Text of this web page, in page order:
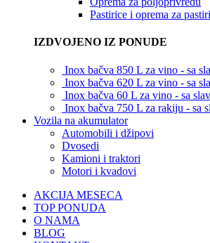
Pastirice i oprema za
IZDVOJENO IZ PONUDE
Inox bačva 850 L za vino - sa
Inox bačva 620 L za vino - sa
Inox bačva 60 L za vino - sa
Inox bačva 750 L za rakiju - sa
Vozila na akumulator
Automobili i džipovi
Dvosedi
Kamioni i traktori
Motori i kvadovi
AKCIJA MESECA
TOP PONUDA
O NAMA
BLOG